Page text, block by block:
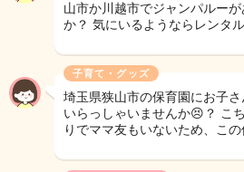
山市か川越市でジャンパルー
か？ 気にいるようならレンタ
子育て・グッズ
埼玉県狭山市の保育園にお子
いらっしゃいませんか😣？ こ
りでママ友もいないため、こ